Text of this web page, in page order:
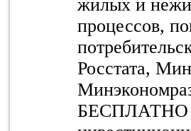
жилых и
процессов,
Росстата,
БЕСПЛАТНО